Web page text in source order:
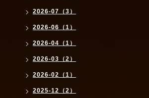
2026-07（3）
2026-06（1）
2026-04（1）
2026-03（2）
2026-02（1）
2025-12（2）